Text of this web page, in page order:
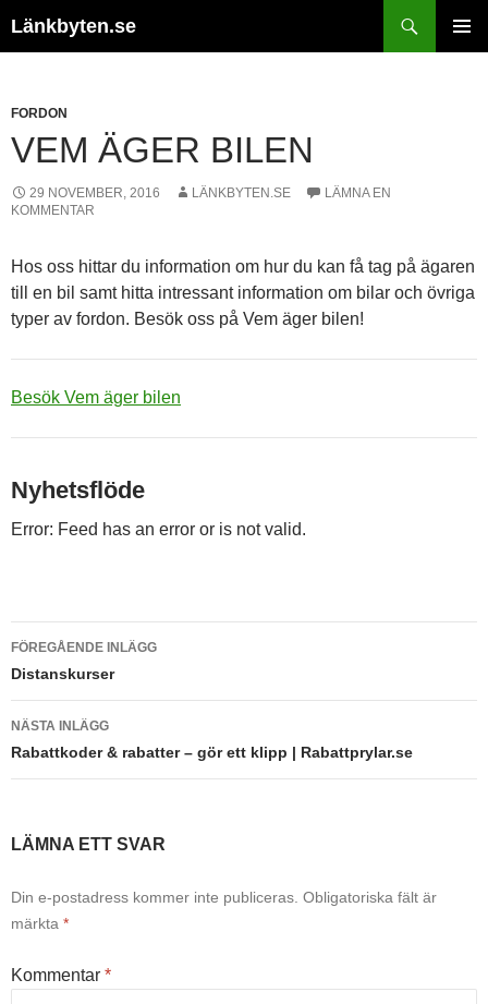
till
Länkbyten.se
FORDON
VEM ÄGER BILEN
29 NOVEMBER, 2016 LÄNKBYTEN.SE
LÄMNA EN
KOMMENTAR
Hos oss hittar du information om hur du kan få tag på ägaren
till en bil samt hitta intressant information om bilar och övriga
typer av fordon. Besök oss på Vem äger bilen!
Besök Vem äger bilen
Nyhetsflöde
Error: Feed has an error or is not valid.
Inläggsnavigering
FÖREGÅENDE INLÄGG
Distanskurser
NÄSTA INLÄGG
Rabattkoder & rabatter – gör ett klipp | Rabattprylar.se
LÄMNA ETT SVAR
Din e-postadress kommer inte publiceras. Obligatoriska fält är
märkta *
Kommentar *